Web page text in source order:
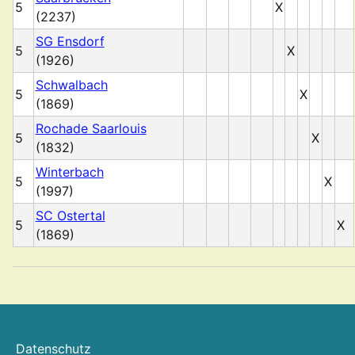
5
(2237)
X
5
SG Ensdorf
(1926)
X
5
Schwalbach
(1869)
X
5
Rochade Saarlouis
(1832)
X
5
Winterbach
(1997)
X
5
SC Ostertal
(1869)
X
Datenschutz